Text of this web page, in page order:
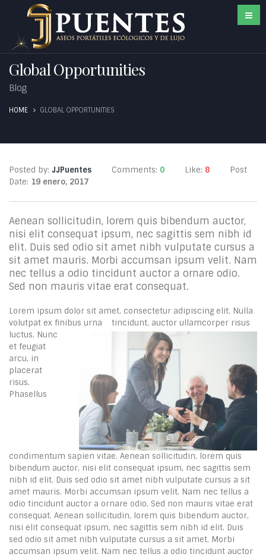
Global Opportunities
Blog
HOME GLOBAL OPPORTUNITIES
Posted by: JJPuentes Comments: 0 Like: 8
Post
Date: 19 enero, 2017
Aenean sollicitudin, lorem quis bibendum auctor,
nisi elit consequat ipsum, nec sagittis sem nibh id
elit. Duis sed odio sit amet nibh vulputate cursus a
sit amet mauris. Morbi accumsan ipsum velit. Nam
nec tellus a odio tincidunt auctor a ornare odio.
Sed non mauris vitae erat consequat.
Lorem ipsum dolor sit amet, consectetur adipiscing elit. Nulla
volutpat ex finibus urna
tincidunt, auctor ullamcorper risus
luctus. Nunc
et feugiat
arcu, in
placerat
risus.
Phasellus
condimentum sapien vitae. Aenean sollicitudin, lorem quis
bibendum auctor, nisi elit consequat ipsum, nec sagittis sem
nibh id elit. Duis sed odio sit amet nibh vulputate cursus a sit
amet mauris. Morbi accumsan ipsum velit. Nam nec tellus a
odio tincidunt auctor a ornare odio. Sed non mauris vitae erat
consequat. Aenean sollicitudin, lorem quis bibendum auctor,
nisi elit consequat ipsum, nec sagittis sem nibh id elit. Duis
sed odio sit amet nibh vulputate cursus a sit amet. Morbi
accumsan ipsum velit. Nam nec tellus a odio tincidunt auctor